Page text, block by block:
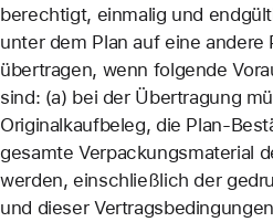
berechtigt, einmalig und
unter dem Plan auf eine andere
übertragen, wenn folgende
sind: (a) bei der Übertragung
Originalkaufbeleg, die Plan-
gesamte Verpackungsmaterial
werden, einschließlich der
und dieser